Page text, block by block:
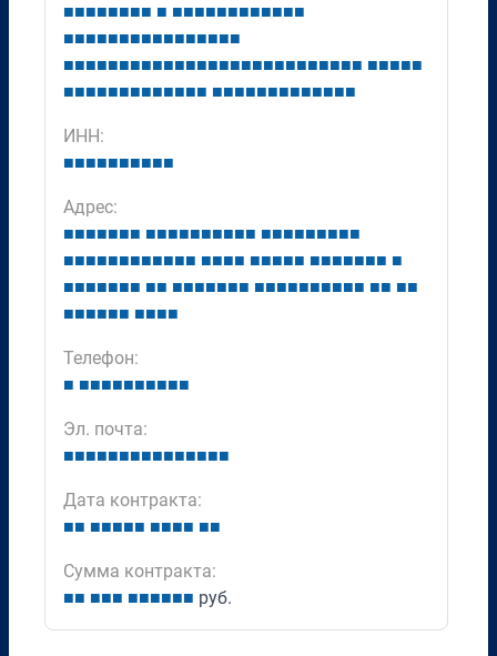
■■■■■■■■ ■ ■■■■■■■■■■■■
■■■■■■■■■■■■■■■■
■■■■■■■■■■■■■■■■■■■■■■■■■■■ ■■■■■
■■■■■■■■■■■■■ ■■■■■■■■■■■■■
ИНН:
■■■■■■■■■■
Адрес:
■■■■■■■ ■■■■■■■■■■ ■■■■■■■■■
■■■■■■■■■■■■ ■■■■ ■■■■■ ■■■■■■■ ■
■■■■■■■ ■■ ■■■■■■■ ■■■■■■■■■■ ■■ ■■
■■■■■■ ■■■■
Телефон:
■ ■■■■■■■■■■
Эл. почта:
■■■■■■■■■■■■■■■
Дата контракта:
■■ ■■■■■ ■■■■ ■■
Сумма контракта:
■■ ■■■ ■■■■■■ руб.